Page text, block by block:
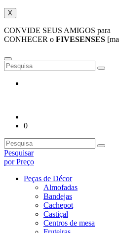
X
CONVIDE SEUS AMIGOS para
CONHECER o FIVESENSES
0
Pesquisar
por Preço
Peças de Décor
Almofadas
Bandejas
Cachepot
Castiçal
Centros de mesa